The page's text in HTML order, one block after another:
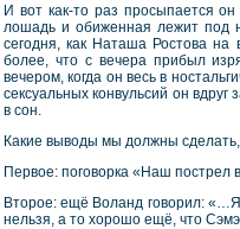
И вот как-то раз просыпается он
лошадь и обиженная лежит под
сегодня, как Наташа Ростова
более, что с вечера прибыл
вечером, когда он весь в
сексуальных конвульсий он
в сон.
Какие выводы мы должны
Первое: поговорка «Наш пострел
Второе: ещё Воланд говорил: «…Я
нельзя, а то хорошо ещё, что